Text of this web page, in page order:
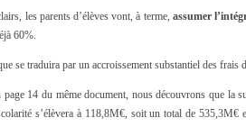
les parents d’élèves vont, à terme, assumer
60%.
se traduira par un accroissement substantiel des frais
page 14 du même document, nous découvrons que la
s’élèvera à 118,8M€, soit un total de